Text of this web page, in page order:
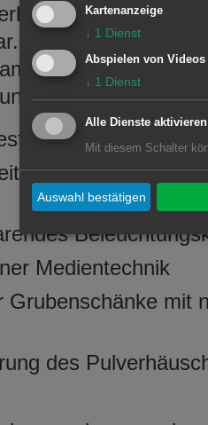
Eine
Unter der Lei-tung
der Stadt Aalen,
des
für eine
Medientechnik
Grubenschänke mit
des
Kartenanzeige
↓ 1 Dienst
Abspielen von Videos
↓ 1 Dienst
Alle Dienste
Mit diesem Schalter
Auswahl bestätigen